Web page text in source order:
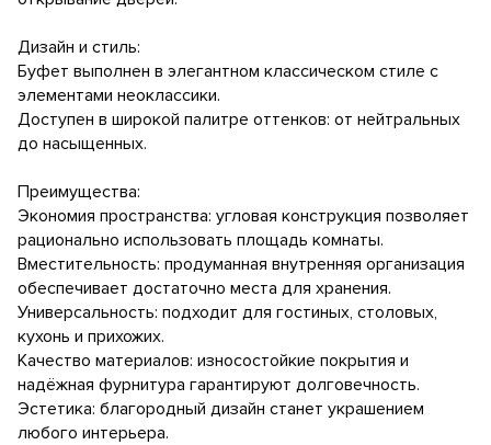
Дизайн и стиль:
Буфет выполнен в элегантном классическом стиле с
элементами неоклассики.
Доступен в широкой палитре оттенков: от нейтральных
до насыщенных.
Преимущества:
Экономия пространства: угловая конструкция позволяет
рационально использовать площадь комнаты.
Вместительность: продуманная внутренняя организация
обеспечивает достаточно места для хранения.
Универсальность: подходит для гостиных, столовых,
кухонь и прихожих.
Качество материалов: износостойкие покрытия и
надёжная фурнитура гарантируют долговечность.
Эстетика: благородный дизайн станет украшением
любого интерьера.